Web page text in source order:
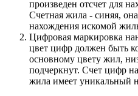
произведен отсчет для
Счетная жила - синяя,
нахождения искомой
Цифровая маркировка
цвет цифр должен быть
основному цвету жил,
подчеркнут. Счет цифр
жила имеет уникальный